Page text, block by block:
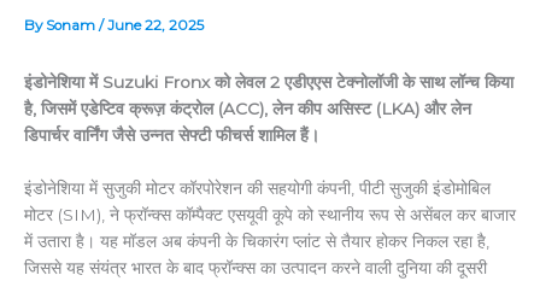
By Sonam /June 22, 2025
इंडोनेशिया में Suzuki Fronx को लेवल 2 एडीएएस टेक्नोलॉजी के साथ लॉन्च किया
है, जिसमें एडेप्टिव क्रूज़ कंट्रोल (ACC), लेन कीप असिस्ट (LKA) और लेन
डिपार्चर वार्निंग जैसे उन्नत सेफ्टी फीचर्स शामिल हैं।
इंडोनेशिया में सुजुकी मोटर कॉरपोरेशन की सहयोगी कंपनी, पीटी सुजुकी इंडोमोबिल
मोटर (SIM), ने फ्रॉन्क्स कॉम्पैक्ट एसयूवी कूपे को स्थानीय रूप से असेंबल कर बाजार
में उतारा है। यह मॉडल अब कंपनी के चिकारंग प्लांट से तैयार होकर निकल रहा है,
जिससे यह संयंत्र भारत के बाद फ्रॉन्क्स का उत्पादन करने वाली दुनिया की दूसरी